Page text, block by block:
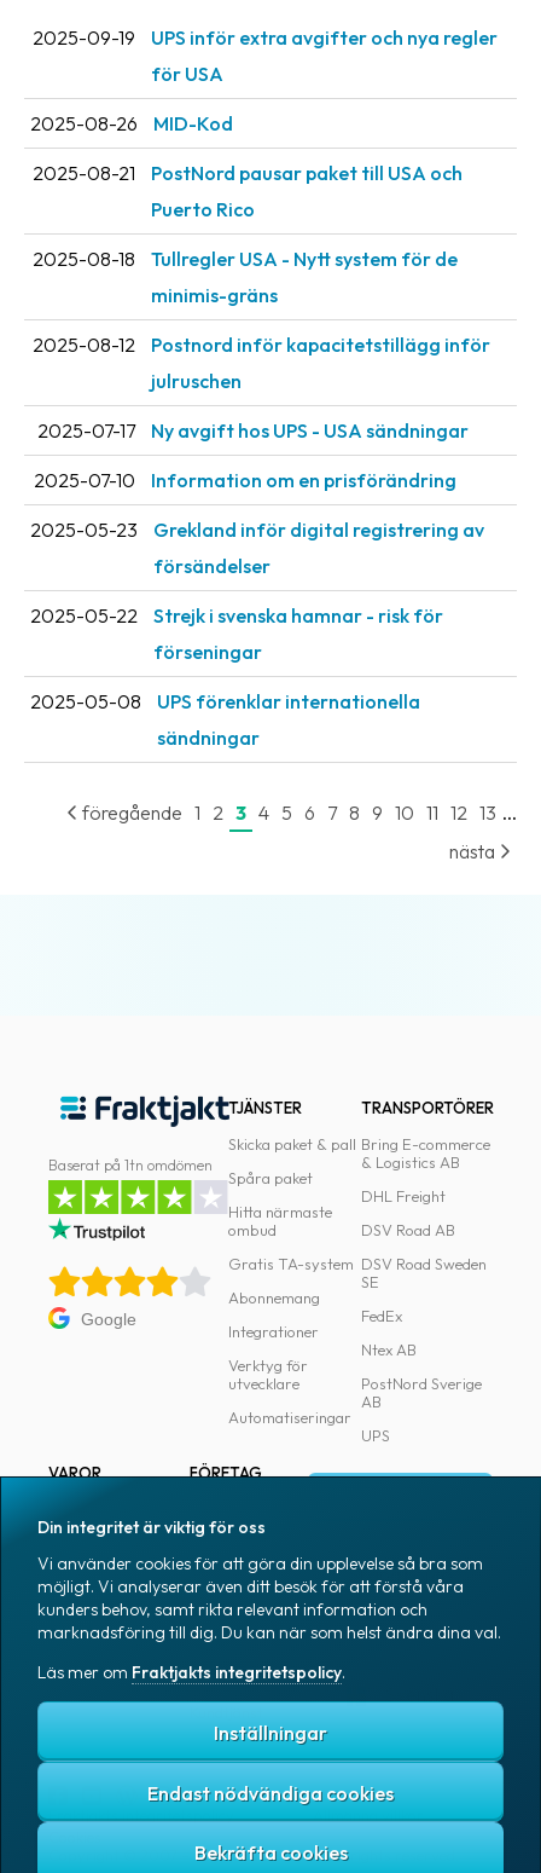
farligt
2025-09-19
UPS inför extra avgifter och nya regler
för USA
2025-08-26 MID-Kod
2025-08-21
PostNord pausar paket till USA och
Puerto Rico
2025-08-18
Tullregler USA - Nytt system för de
minimis-gräns
2025-08-12
Postnord inför kapacitetstillägg inför
julruschen
2025-07-17 Ny avgift hos UPS - USA sändningar
2025-07-10 Information om en prisförändring
2025-05-23
Grekland inför digital registrering av
försändelser
2025-05-22
Strejk i svenska hamnar - risk för
förseningar
2025-05-08
UPS förenklar internationella
sändningar
föregående 1 2 3 4 5 6 7 8 9 10 11 12 13 ...
nästa
Baserat på 1tn omdömen
Google
TJÄNSTER
Skicka paket & pall
Spåra paket
Hitta närmaste
ombud
Gratis TA-system
Abonnemang
Integrationer
Verktyg för
utvecklare
Automatiseringar
TRANSPORTÖRER
Bring E-commerce
& Logistics AB
DHL Freight
DSV Road AB
DSV Road Sweden
SE
FedEx
Ntex AB
PostNord Sverige
AB
UPS
VAROR
Märkning
Emballage
Emballagetillbehör
Kontorsvaror
FÖRETAG
Pressrum
Medarbetare
Jobb & karriär
Nyhetsarkiv
Blogg
Skapa konto
Fraktjakts integritetspolicy
Allmänna villkor
Copyright © 2007 – 2026 Fraktjakt AB. All rights reserved.
Din integritet är viktig för oss
Vi använder cookies för att göra din upplevelse så bra som
möjligt. Vi analyserar även ditt besök för att förstå våra
kunders behov, samt rikta relevant information och
marknadsföring till dig. Du kan när som helst ändra dina val.
Läs mer om Fraktjakts integritetspolicy.
Inställningar
Endast nödvändiga cookies